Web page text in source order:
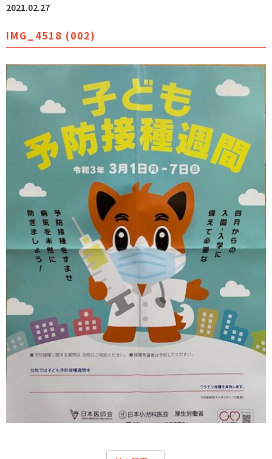
2021.02.27
IMG_4518 (002)